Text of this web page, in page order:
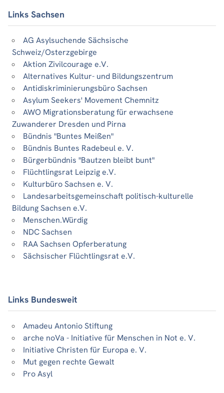
Links Sachsen
AG Asylsuchende Sächsische
Schweiz/Osterzgebirge
Aktion Zivilcourage e.V.
Alternatives Kultur- und Bildungszentrum
Antidiskriminierungsbüro Sachsen
Asylum Seekers' Movement Chemnitz
AWO Migrationsberatung für erwachsene
Zuwanderer Dresden und Pirna
Bündnis "Buntes Meißen"
Bündnis Buntes Radebeul e. V.
Bürgerbündnis "Bautzen bleibt bunt"
Flüchtlingsrat Leipzig e.V.
Kulturbüro Sachsen e. V.
Landesarbeitsgemeinschaft politisch-kulturelle
Bildung Sachsen e.V.
Menschen.Würdig
NDC Sachsen
RAA Sachsen Opferberatung
Sächsischer Flüchtlingsrat e.V.
Links Bundesweit
Amadeu Antonio Stiftung
arche noVa - Initiative für Menschen in Not e. V.
Initiative Christen für Europa e. V.
Mut gegen rechte Gewalt
Pro Asyl